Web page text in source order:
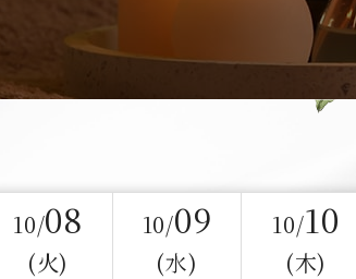
10/08
(火)
10/09
(水)
10/10
(木)